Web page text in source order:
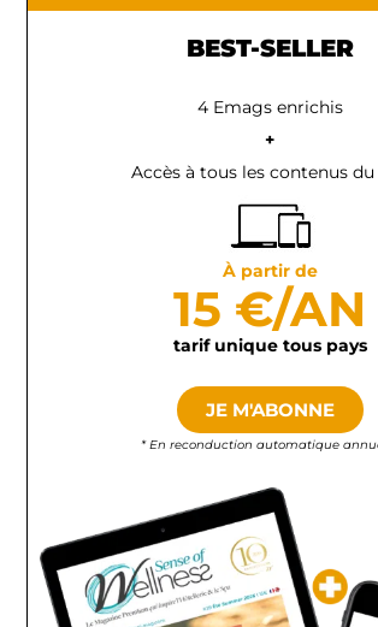
BEST-SELLER
4 Emags enrichis
+
Accès à tous les contenus du
À partir de
15 €/AN
tarif unique tous pays
JE M'ABONNE
* En reconduction automatique